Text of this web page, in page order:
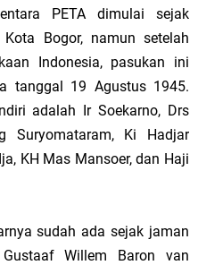
PETA dimulai sejak
Bogor, namun setelah
Indonesia, pasukan ini
tanggal 19 Agustus 1945.
adalah Ir Soekarno, Drs
Suryomataram, Ki Hadjar
KH Mas Mansoer, dan Haji
sudah ada sejak jaman
Willem Baron van